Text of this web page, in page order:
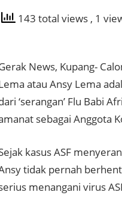
143 total views , 1
News, Kupang-
atau Ansy Lema
‘serangan’ Flu Babi
sebagai Anggota
kasus ASF
tidak pernah
menangani virus